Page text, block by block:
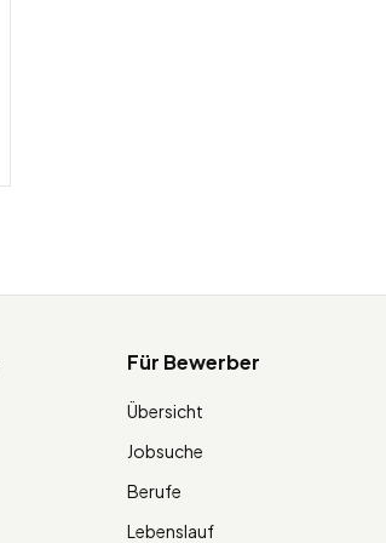
Für Bewerber
Übersicht
Jobsuche
Berufe
Lebenslauf